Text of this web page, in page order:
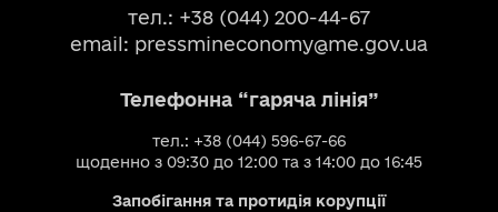
тел.: +38 (044) 200-44-67
email: pressmineconomy@me.gov.ua
Телефонна “гаряча лінія”
тел.: +38 (044) 596-67-66
щоденно з 09:30 до 12:00 та з 14:00 до 16:45
Запобігання та протидія корупції